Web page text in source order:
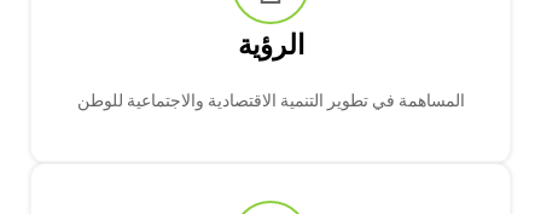
الرؤية
المساهمة في تطوير التنمية الاقتصادية والاجتماعية للوطن